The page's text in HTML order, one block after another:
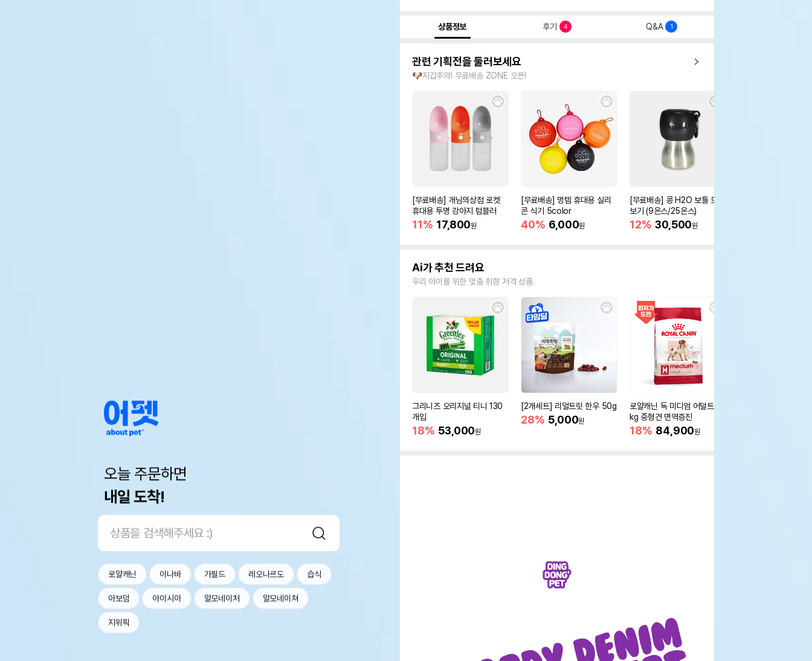
오늘 주문하면
내일 도착!
로얄캐닌 이나바 가필드 레오나르도 습식
아보덤 아이시아 알모네이처 알모네이쳐
지위픽
상품정보 후기 4 Q&A 1
관련 기획전을 둘러보세요
🐶지갑주의! 무료배송 ZONE 오픈!
[무료배송] 개님의상점 로켓
휴대용 투명 강아지 텀블러
11% 17,800원
[무료배송] 멍템 휴대용 실리
콘 식기 5color
40% 6,000원
[무료배송] 콩 H2O 보틀 모아
보기 (9온스/25온스)
12% 30,500원
Ai가 추천 드려요
우리 아이를 위한 맞춤 취향 저격 상품
그리니즈 오리지널 티니 130
개입
18% 53,000원
[2개세트] 리얼트릿 한우 50g
28% 5,000원
로얄캐닌 독 미디엄 어덜트 10
kg 중형견 면역증진
18% 84,900원